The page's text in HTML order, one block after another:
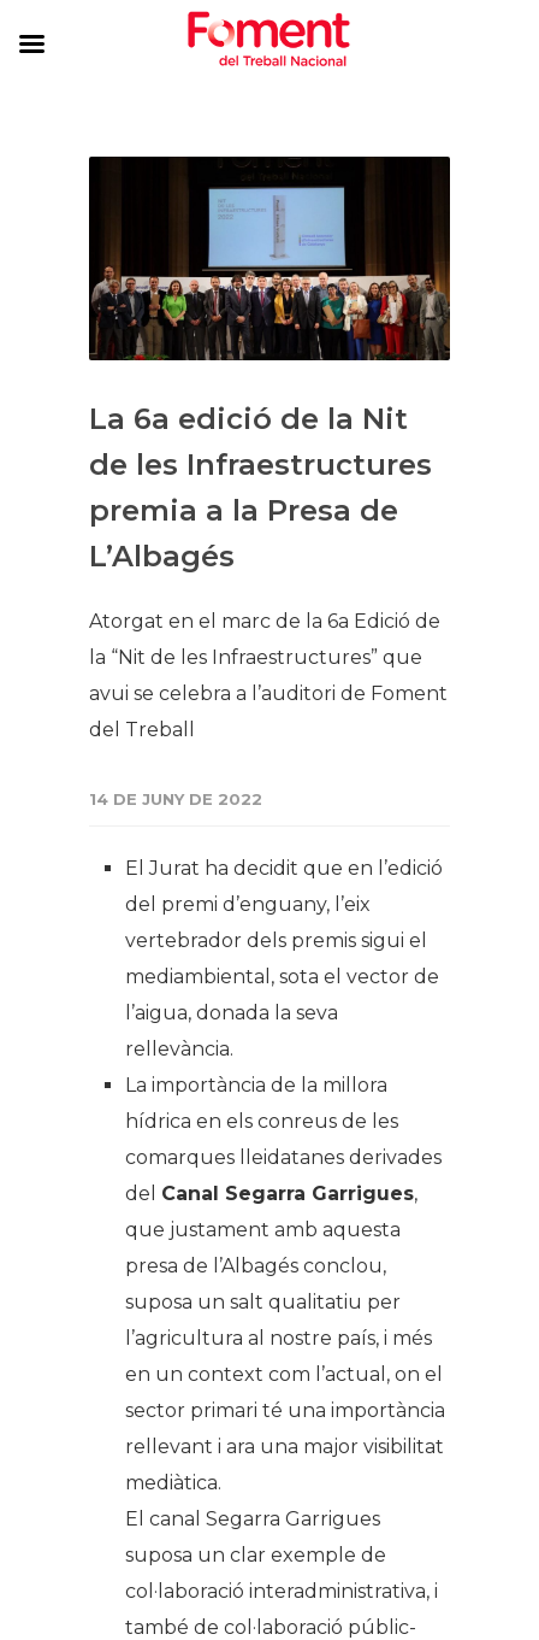
La 6a edició de la Nit
de les Infraestructures
premia a la Presa de
L’Albagés
Atorgat en el marc de la 6a Edició de
la “Nit de les Infraestructures” que
avui se celebra a l’auditori de Foment
del Treball
14 DE JUNY DE 2022
El Jurat ha decidit que en l’edició
del premi d’enguany, l’eix
vertebrador dels premis sigui el
mediambiental, sota el vector de
l’aigua, donada la seva
rellevància.
La importància de la millora
hídrica en els conreus de les
comarques lleidatanes derivades
del Canal Segarra Garrigues,
que justament amb aquesta
presa de l’Albagés conclou,
suposa un salt qualitatiu per
l’agricultura al nostre país, i més
en un context com l’actual, on el
sector primari té una importància
rellevant i ara una major visibilitat
mediàtica.
El canal Segarra Garrigues
suposa un clar exemple de
col·laboració interadministrativa, i
també de col·laboració públic-